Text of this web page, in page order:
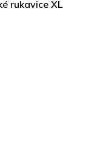
rukavice XL